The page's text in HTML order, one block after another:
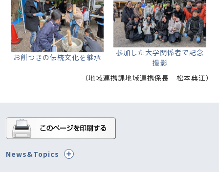
お餅つきの伝統文化を継承
参加した大学関係者で記念
撮影
（地域連携課地域連携係長 松本典江）
News&Topics